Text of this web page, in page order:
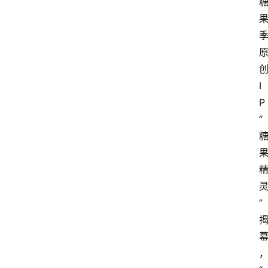
果
季
原
创
I
P
“
糖
果
精
灵
”
揭
幕
，